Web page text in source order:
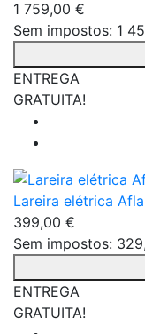
1 759,00 €
Sem impostos: 1
ENTREGA
GRATUITA!
Lareira elétrica
399,00 €
Sem impostos:
ENTREGA
GRATUITA!